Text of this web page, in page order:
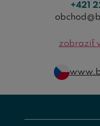
+421
zobraziť